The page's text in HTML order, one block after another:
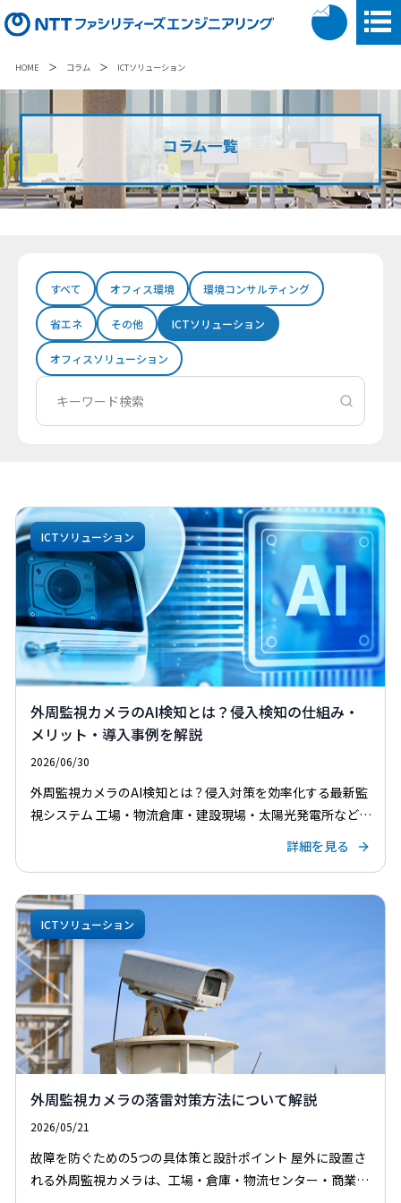
HOME ＞ コラム ＞ ICTソリューション
コラム一覧
すべて オフィス環境 環境コンサルティング
省エネ その他 ICTソリューション
オフィスソリューション
ICTソリューション
外周監視カメラのAI検知とは？侵入検知の仕組み・
メリット・導入事例を解説
2026/06/30
外周監視カメラのAI検知とは？侵入対策を効率化する最新監
視システム 工場・物流倉庫・建設現場・太陽光発電所など、
さまざまな施設で「外周からの不法侵入・資材盗難」が深刻
詳細を見る
ICTソリューション
外周監視カメラの落雷対策方法について解説
2026/05/21
故障を防ぐための5つの具体策と設計ポイント 屋外に設置さ
れる外周監視カメラは、工場・倉庫・物流センター・商業施